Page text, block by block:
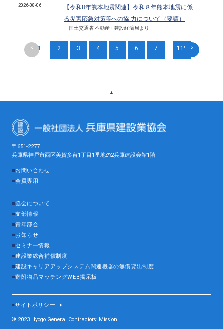
2026-08-06
【令和8年熊本地震関連】令和８年熊本地震に係
る災害応急対策等への協 力について（要請）
国土交通省 不動産・建設経済局より
< 1 2 3 4 5 6 7 ... 115 >
▲
〒651-2277
兵庫県神戸市西区美賀多台1丁目1番地の2兵庫建設会館1階
■お問い合わせ
■会員専用
■協会について
■支部情報
■青年部会
■お知らせ
■セミナー情報
■建設業総合補償制度
■建設キャリアアップシステム関連機器の無償貸出制度
■寄附物品マッチングWEB掲示板
■サイトポリシー
© 2023 Hyogo General Contractors’ Mission